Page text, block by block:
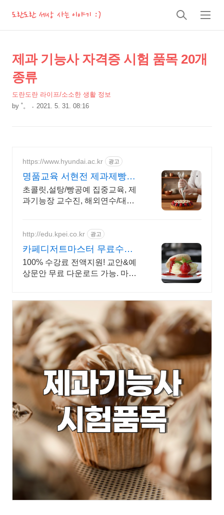
도란도란 세상 사는 이야기 :)
검
메
상
세
컨
텐
츠
본
문
제
목
제과 기능사 자격증 시험 품목 20개
종류
도란도란 라이프/소소한 생활 정보
by ˚。 2021. 5. 31. 08:16
https://www.hyundai.ac.kr 광고
명품교육 서현전 제과제빵전
공 일본/프랑스 해외연수
초콜릿,설탕/빵공예 집중교육, 제
과기능장 교수진, 해외연수/대회/
http://edu.kpei.co.kr 광고
카페디저트마스터 무료수강
마감임박
100% 수강료 전액지원! 교안&예
상문안 무료 다운로드 가능. 마감